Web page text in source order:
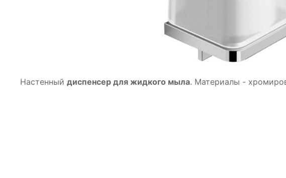
Настенный диспенсер для жидкого мыла. Материалы -